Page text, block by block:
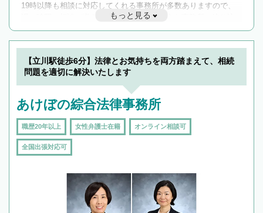
19時以降も相談に対応してくれる事務所が多数ありますので、
遅い時間の相談が増えそうな場合はそのような事務所に絞り込
んで検索してみましょう。
19時以降TEL可の条件
を加えて再検索
もっと見る
【立川駅徒歩6分】法律とお気持ちを両方踏まえて、相続
問題を適切に解決いたします
あけぼの綜合法律事務所
職歴20年以上 女性弁護士在籍 オンライン相談可
全国出張対応可